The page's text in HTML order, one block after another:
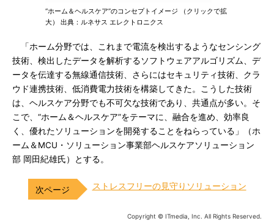
“ホーム＆ヘルスケア”のコンセプトイメージ （クリックで拡
大） 出典：ルネサス エレクトロニクス
「ホーム分野では、これまで電流を検出するようなセンシング
技術、検出したデータを解析するソフトウェアアルゴリズム、デ
ータを伝達する無線通信技術、さらにはセキュリティ技術、クラ
ウド連携技術、低消費電力技術を構築してきた。こうした技術
は、ヘルスケア分野でも不可欠な技術であり、共通点が多い。そ
こで、“ホーム＆ヘルスケア”をテーマに、融合を進め、効率良
く、優れたソリューションを開発することをねらっている」（ホ
ーム＆MCU・ソリューション事業部ヘルスケアソリューション
部 岡田紀雄氏）とする。
ストレスフリーの見守りソリューション
Copyright © ITmedia, Inc. All Rights Reserved.